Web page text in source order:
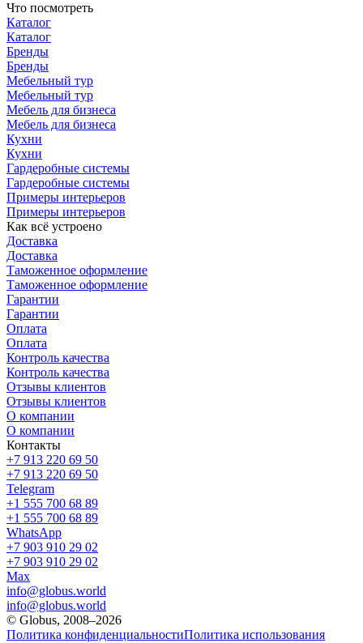
Что посмотреть
Каталог
Каталог
Бренды
Бренды
Мебельный тур
Мебельный тур
Мебель для бизнеса
Мебель для бизнеса
Кухни
Кухни
Гардеробные системы
Гардеробные системы
Примеры интерьеров
Примеры интерьеров
Как всё устроено
Доставка
Доставка
Таможенное оформление
Таможенное оформление
Гарантии
Гарантии
Оплата
Оплата
Контроль качества
Контроль качества
Отзывы клиентов
Отзывы клиентов
О компании
О компании
Контакты
+7 913 220 69 50
+7 913 220 69 50
Telegram
+1 555 700 68 89
+1 555 700 68 89
WhatsApp
+7 903 910 29 02
+7 903 910 29 02
Max
info@globus.world
info@globus.world
© Globus, 2008–2026
Политика конфиденциальностиПолитика использования